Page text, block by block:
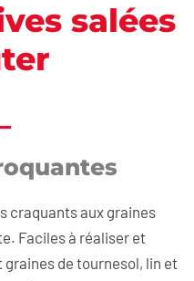
salées
craquants aux graines
Faciles à réaliser et
de tournesol, lin et